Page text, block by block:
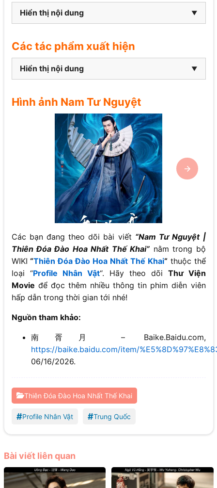
Hiển thị nội dung
Các tác phẩm xuất hiện
Hiển thị nội dung
Hình ảnh Nam Tư Nguyệt
Các bạn đang theo dõi bài viết “Nam Tư Nguyệt |
Thiên Đóa Đào Hoa Nhất Thế Khai” nằm trong bộ
WIKI “Thiên Đóa Đào Hoa Nhất Thế Khai“thuộc thể
loại “Profile Nhân Vật“. Hãy theo dõi Thư Viện
Movie để đọc thêm nhiều thông tin phim diễn viên
hấp dẫn trong thời gian tới nhé!
Nguồn tham khảo:
南胥月 – Baike.Baidu.com,
https://baike.baidu.com/item/
06/16/2026.
Thiên Đóa Đào Hoa Nhất Thế Khai
#Profile Nhân Vật #Trung Quốc
Bài viết liên quan